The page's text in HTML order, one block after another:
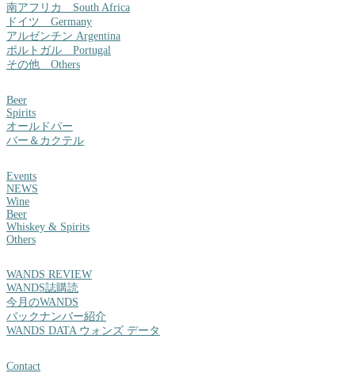
南アフリカ South Africa
ドイツ Germany
アルゼンチン Argentina
ポルトガル Portugal
その他 Others
Beer
Spirits
オールドパー
バー＆カクテル
Events
NEWS
Wine
Beer
Whiskey & Spirits
Others
WANDS REVIEW
WANDS誌購読
今月のWANDS
バックナンバー紹介
WANDS DATA ウォンズ データ
Contact